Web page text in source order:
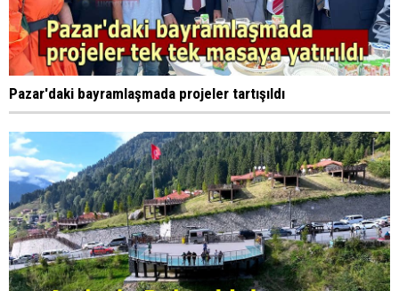
Pazar'daki bayramlaşmada projeler tartışıldı